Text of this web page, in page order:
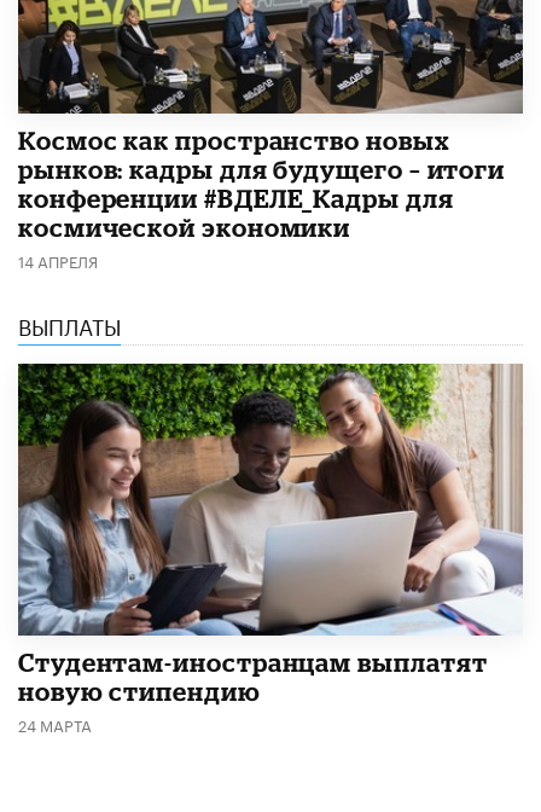
Космос как пространство новых
рынков: кадры для будущего – итоги
конференции #ВДЕЛЕ_Кадры для
космической экономики
14 АПРЕЛЯ
ВЫПЛАТЫ
Студентам-иностранцам выплатят
новую стипендию
24 МАРТА